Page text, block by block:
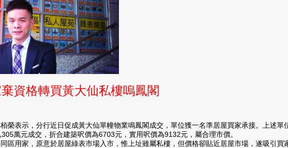
資格轉買黃大仙私樓嗚鳳閣
示，分行近日促成黃大仙單幢物業鳴鳳閣成交，單位獲一名準居屋買家承接。上述單
萬元成交，折合建築呎價為6703元，實用呎價為9132元，屬合理市價。
家，原意於居屋綠表市場入市，惟上址雖屬私樓，但價格卻貼近居屋市場，遂吸引買